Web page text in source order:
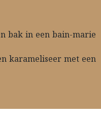
bak in een bain-marie
karameliseer met een